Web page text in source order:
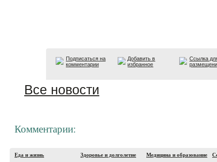
Подписаться на
комментарии
Добавить в
избранное
Ссылка
Все новости
Комментарии:
Еда и жизнь
Здоровье и долголетие
Медицина и образование